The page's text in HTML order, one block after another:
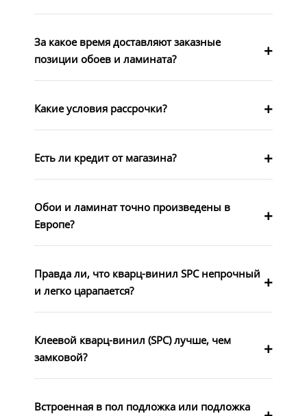
За какое время доставляют заказные
позиции обоев и ламината?
Какие условия рассрочки?
Есть ли кредит от магазина?
Обои и ламинат точно произведены в
Европе?
Правда ли, что кварц-винил SPC непрочный
и легко царапается?
Клеевой кварц-винил (SPC) лучше, чем
замковой?
Встроенная в пол подложка или подложка